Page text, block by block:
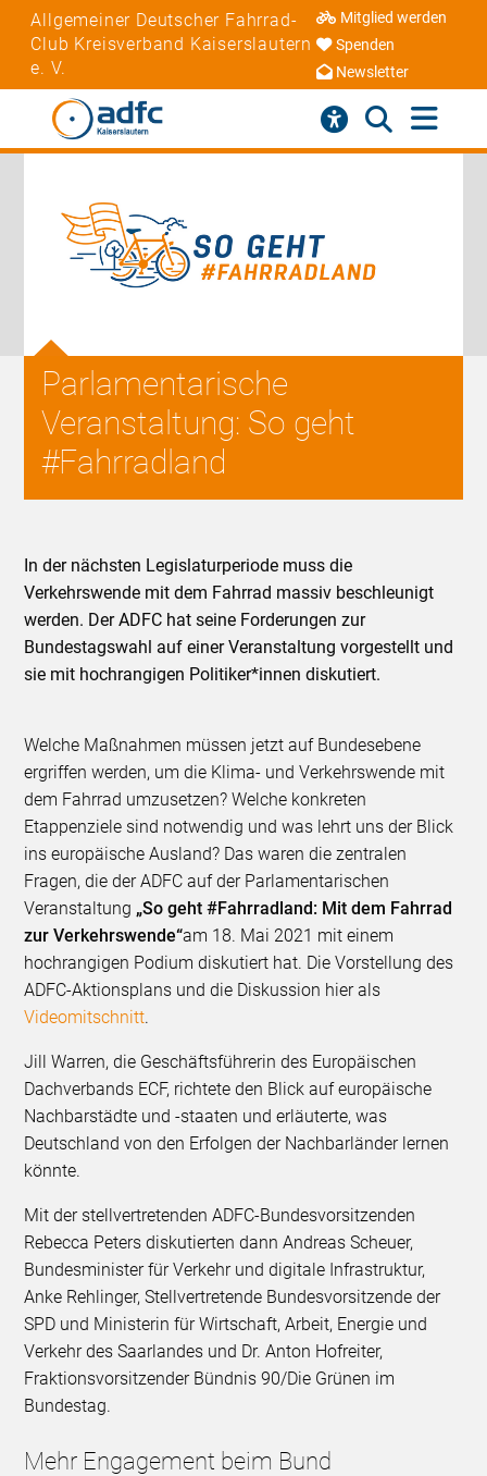
Allgemeiner Deutscher Fahrrad-
Club Kreisverband Kaiserslautern
e. V.
Mitglied werden
Spenden
Newsletter
Parlamentarische
Veranstaltung: So geht
#Fahrradland
In der nächsten Legislaturperiode muss die
Verkehrswende mit dem Fahrrad massiv beschleunigt
werden. Der ADFC hat seine Forderungen zur
Bundestagswahl auf einer Veranstaltung vorgestellt und
sie mit hochrangigen Politiker*innen diskutiert.
Welche Maßnahmen müssen jetzt auf Bundesebene
ergriffen werden, um die Klima- und Verkehrswende mit
dem Fahrrad umzusetzen? Welche konkreten
Etappenziele sind notwendig und was lehrt uns der Blick
ins europäische Ausland? Das waren die zentralen
Fragen, die der ADFC auf der Parlamentarischen
Veranstaltung „So geht #Fahrradland: Mit dem Fahrrad
zur Verkehrswende“am 18. Mai 2021 mit einem
hochrangigen Podium diskutiert hat. Die Vorstellung des
ADFC-Aktionsplans und die Diskussion hier als
Videomitschnitt.
Jill Warren, die Geschäftsführerin des Europäischen
Dachverbands ECF, richtete den Blick auf europäische
Nachbarstädte und -staaten und erläuterte, was
Deutschland von den Erfolgen der Nachbarländer lernen
könnte.
Mit der stellvertretenden ADFC-Bundesvorsitzenden
Rebecca Peters diskutierten dann Andreas Scheuer,
Bundesminister für Verkehr und digitale Infrastruktur,
Anke Rehlinger, Stellvertretende Bundesvorsitzende der
SPD und Ministerin für Wirtschaft, Arbeit, Energie und
Verkehr des Saarlandes und Dr. Anton Hofreiter,
Fraktionsvorsitzender Bündnis 90/Die Grünen im
Bundestag.
Mehr Engagement beim Bund